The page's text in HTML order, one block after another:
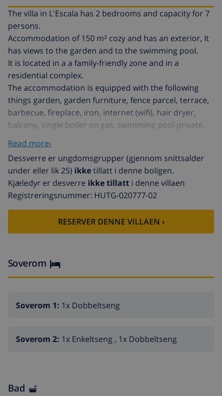
The villa in L'Escala has 2 bedrooms and capacity for 7
persons.
Accommodation of 150 m² cozy and has an exterior, It
has views to the garden and to the swimming pool.
It is located in a a family-friendly zone and in a
residential complex.
The accommodation is equipped with the following
things garden, garden furniture, fence parcel, terrace,
barbecue, fireplace, iron, internet (wifi), hair dryer,
balcony, single boiler on gas, swimming pool private,
open-air car parking in the same building, 1 TV.
The open plan kitchen, of vitroceramic, is equipped
with refrigerator, microwave, oven, freezer,
washing machine, dishwasher, dishes/cutlery, coffee
machine, toaster, kettle and juicer.
Read more›
Dessverre er ungdomsgrupper (gjennom snittsalder
under eller lik 25) ikketillatt i denne boligen.
Kjæledyr er desverre ikke tillatt i denne villaen
Registreringsnummer: HUTG-020777-02
RESERVER DENNE VILLAEN ›
Soverom
Soverom 1: 1x Dobbeltseng
Soverom 2: 1x Enkeltseng , 1x Dobbeltseng
Bad